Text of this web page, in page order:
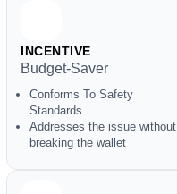
INCENTIVE
Budget-Saver
Conforms To Safety
Standards
Addresses the issue without
breaking the wallet